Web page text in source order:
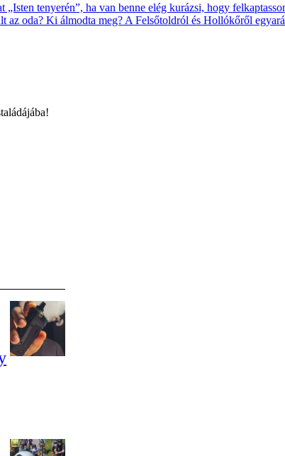
tenyerén”, ha van benne elég kurázsi, hogy
az oda? Ki álmodta meg? A Felsőtoldról és Hollókőről